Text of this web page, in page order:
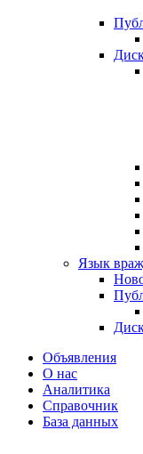
Язык
Объявления
О нас
Аналитика
Справочник
База данных